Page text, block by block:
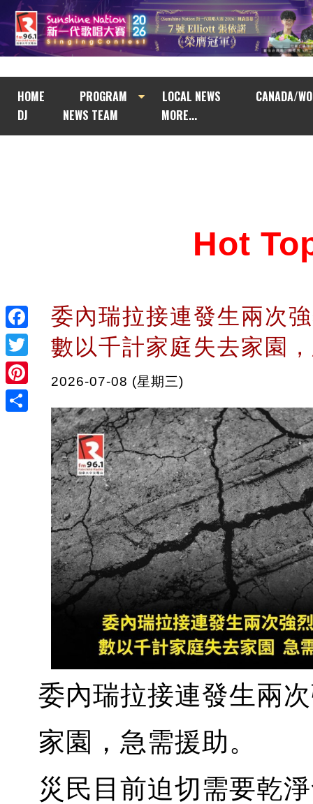
HOME PROGRAM LOCAL NEWS
CANADA/
DJ
NEWS TEAM MORE...
Facebook
Twitter
Pinterest
Hot
委內瑞拉接連發生兩次
數以千計家庭失去家園
2026-07-08 (星期三)
委內瑞拉接連發生兩
家園，急需援助。
災民目前迫切需要乾